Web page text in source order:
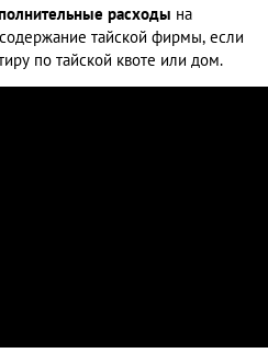
расходы на
тайской фирмы, если
по тайской квоте или дом.